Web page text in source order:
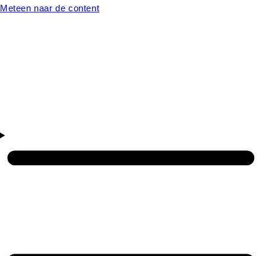
Meteen naar de content